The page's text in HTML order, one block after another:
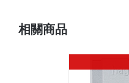
相關商品